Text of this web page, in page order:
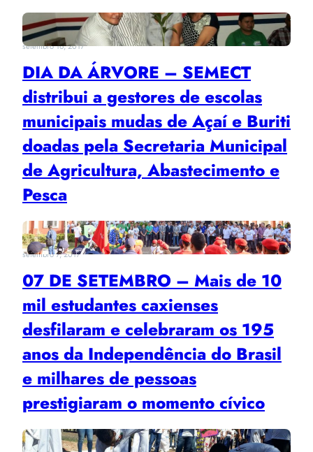
setembro 16, 2017
DIA DA ÁRVORE – SEMECT
distribui a gestores de escolas
municipais mudas de Açaí e Buriti
doadas pela Secretaria Municipal
de Agricultura, Abastecimento e
Pesca
setembro 7, 2017
07 DE SETEMBRO – Mais de 10
mil estudantes caxienses
desfilaram e celebraram os 195
anos da Independência do Brasil
e milhares de pessoas
prestigiaram o momento cívico